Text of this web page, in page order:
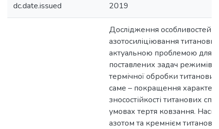
dc.date.issued 2019
Дослідження особливостей
азотосиліціювання
актуальною проблемою для
поставлених задач режимів
термічної обробки титанових
саме – покращення
зносостійкості титанових
умовах тертя ковзання.
азотом та кремнієм